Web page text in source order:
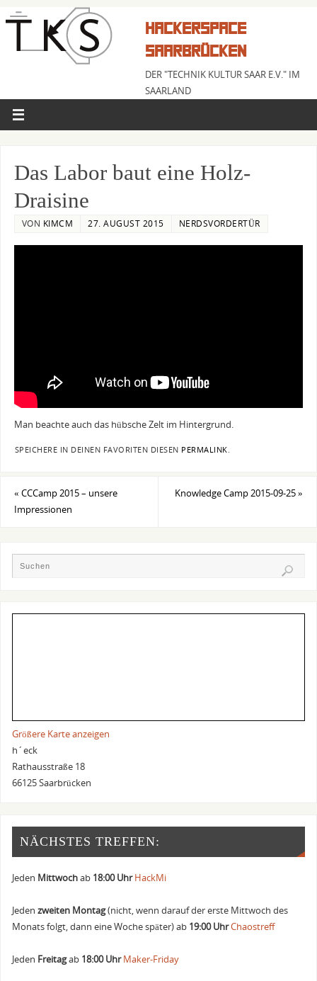
HACKERSPACE
SAARBRÜCKEN
DER "TECHNIK KULTUR SAAR E.V." IM
SAARLAND
Das Labor baut eine Holz-
Draisine
VON KIMCM 27. AUGUST 2015 NERDSVORDERTÜR
Man beachte auch das hübsche Zelt im Hintergrund.
SPEICHERE IN DEINEN FAVORITEN DIESEN PERMALINK
« CCCamp 2015 – unsere
Impressionen
Knowledge Camp 2015-09-25»
Größere Karte anzeigen
h´eck
Rathausstraße 18
66125 Saarbrücken
NÄCHSTES TREFFEN:
Jeden Mittwochab 18:00 Uhr HackMi
Jedenzweiten Montag(nicht, wenn darauf der erste Mittwoch des
Monats folgt, dann eine Woche später) ab 19:00 UhrChaostreff
Jeden Freitagab 18:00 Uhr Maker-Friday